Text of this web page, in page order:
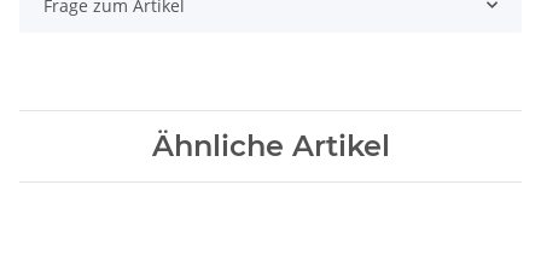
Frage zum Artikel
Ähnliche Artikel